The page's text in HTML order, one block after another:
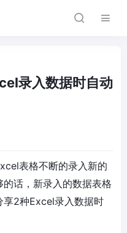
录入数据时自动
表格不断的录入新的
话，新录入的数据表格
享2种Excel录入数据时